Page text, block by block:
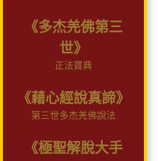
《多杰羌佛第三
世》
正法寶典
《藉心經說真諦》
第三世多杰羌佛說法
《極聖解脫大手